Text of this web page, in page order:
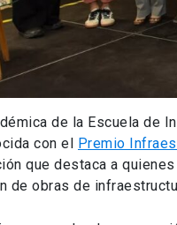
de la Escuela de
con el Premio
que destaca a
de obras de